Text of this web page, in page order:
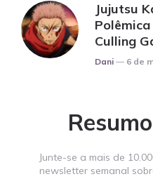
Jujutsu
Culling
Posted
Dani 6 de
Junte-se a mais de
newsletter semanal